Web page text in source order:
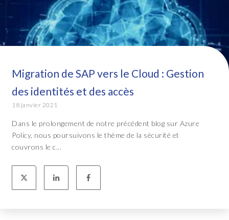
Migration de SAP vers le Cloud : Gestion
des identités et des accès
18 janvier 2021
Dans le prolongement de notre précédent blog sur Azure
Policy, nous poursuivons le thème de la sécurité et
couvrons le c...